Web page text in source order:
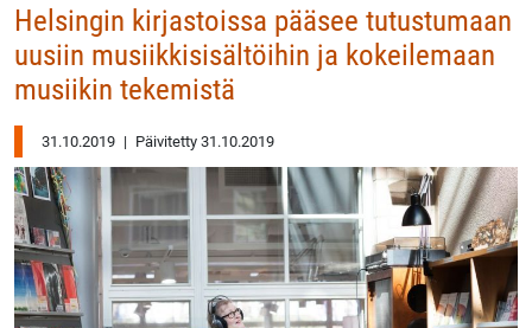
Helsingin kirjastoissa pääsee tutustumaan
uusiin musiikkisisältöihin ja kokeilemaan
musiikin tekemistä
31.10.2019 | Päivitetty 31.10.2019